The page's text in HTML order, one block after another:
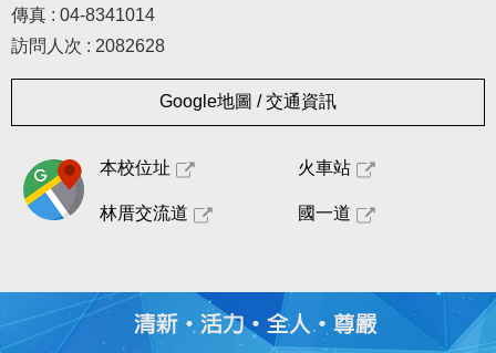
傳真 : 04-8341014
訪問人次 : 2082628
Google地圖 / 交通資訊
本校位址 火車站
林厝交流道 國一道